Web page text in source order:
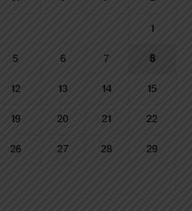
1
5 6 7 8
12 13 14 15
19 20 21 22
26 27 28 29